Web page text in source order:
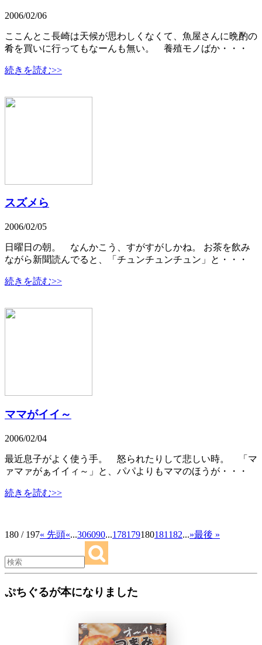
2006/02/06
ここんとこ長崎は天候が思わしくなくて、魚屋さんに晩酌の
肴を買いに行ってもなーんも無い。 養殖モノばか・・・
続きを読む>>
スズメら
2006/02/05
日曜日の朝。 なんかこう、すがすがしかね。 お茶を飲み
ながら新聞読んでると、「チュンチュンチュン」と・・・
続きを読む>>
ママがイイ～
2006/02/04
最近息子がよく使う手。 怒られたりして悲しい時。 「マ
ァマァがぁイイィ～」と、パパよりもママのほうが・・・
続きを読む>>
180 / 197« 先頭«...306090...178179180181 182...»最後 »
ぷちぐるが本になりました